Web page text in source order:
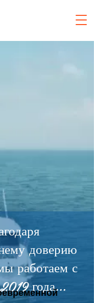
доверию
работаем с
года...